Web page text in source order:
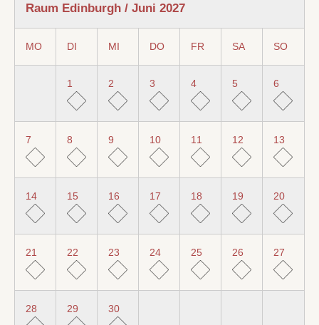
Raum Edinburgh / Juni 2027
MO DI MI DO FR SA SO
1 2 3 4 5 6
7 8 9 10 11 12 13
14 15 16 17 18 19 20
21 22 23 24 25 26 27
28 29 30